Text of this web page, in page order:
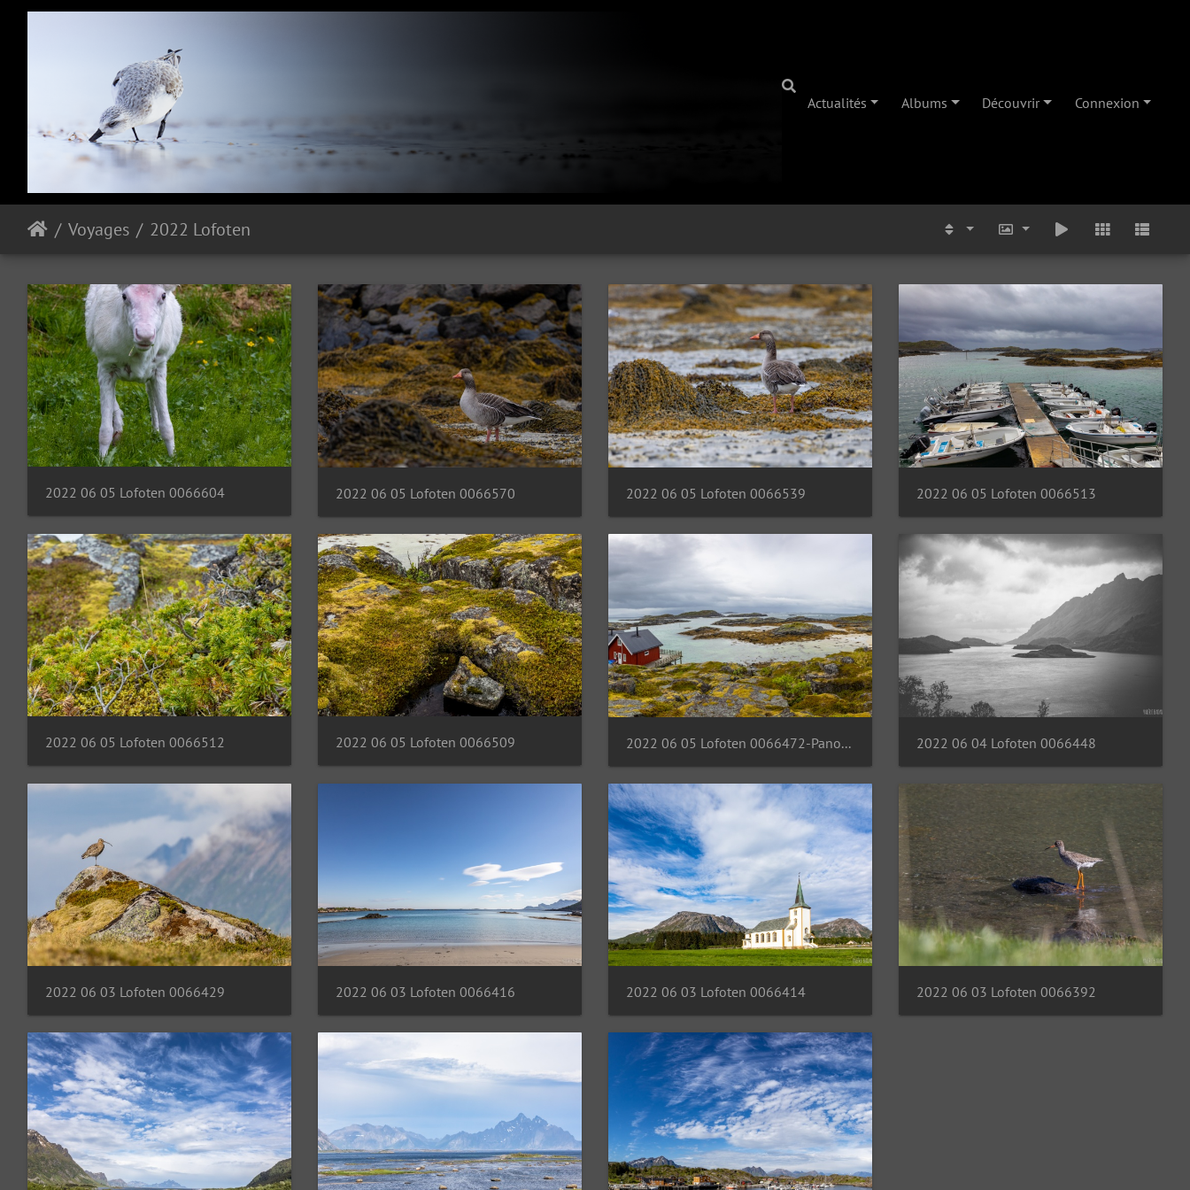
Actualités Albums Découvrir Connexion
Voyages 2022 Lofoten
2022 06 05 Lofoten 0066604 2022 06 05 Lofoten 0066570 2022 06 05 Lofoten 0066539 2022 06 05 Lofoten 0066513
2022 06 05 Lofoten 0066512 2022 06 05 Lofoten 0066509 2022 06 05 Lofoten 0066472-Panorama 2022 06 04 Lofoten 0066448
2022 06 03 Lofoten 0066429 2022 06 03 Lofoten 0066416 2022 06 03 Lofoten 0066414 2022 06 03 Lofoten 0066392